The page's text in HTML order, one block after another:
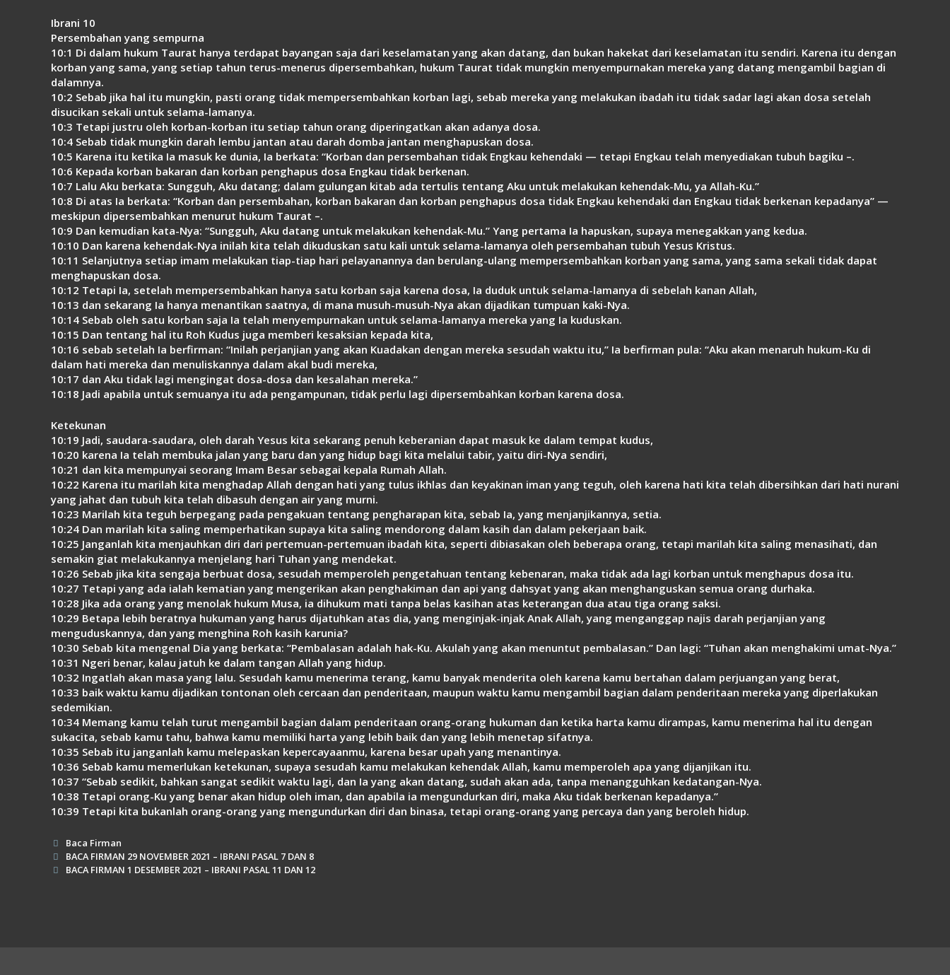
Ibrani 10
Persembahan yang sempurna
10:1 Di dalam hukum Taurat hanya terdapat bayangan saja dari keselamatan yang akan datang, dan bukan hakekat dari keselamatan itu sendiri. Karena itu dengan
korban yang sama, yang setiap tahun terus-menerus dipersembahkan, hukum Taurat tidak mungkin menyempurnakan mereka yang datang mengambil bagian di
dalamnya.
10:2 Sebab jika hal itu mungkin, pasti orang tidak mempersembahkan korban lagi, sebab mereka yang melakukan ibadah itu tidak sadar lagi akan dosa setelah
disucikan sekali untuk selama-lamanya.
10:3 Tetapi justru oleh korban-korban itu setiap tahun orang diperingatkan akan adanya dosa.
10:4 Sebab tidak mungkin darah lembu jantan atau darah domba jantan menghapuskan dosa.
10:5 Karena itu ketika Ia masuk ke dunia, Ia berkata: “Korban dan persembahan tidak Engkau kehendaki — tetapi Engkau telah menyediakan tubuh bagiku –.
10:6 Kepada korban bakaran dan korban penghapus dosa Engkau tidak berkenan.
10:7 Lalu Aku berkata: Sungguh, Aku datang; dalam gulungan kitab ada tertulis tentang Aku untuk melakukan kehendak-Mu, ya Allah-Ku.”
10:8 Di atas Ia berkata: “Korban dan persembahan, korban bakaran dan korban penghapus dosa tidak Engkau kehendaki dan Engkau tidak berkenan kepadanya” —
meskipun dipersembahkan menurut hukum Taurat –.
10:9 Dan kemudian kata-Nya: “Sungguh, Aku datang untuk melakukan kehendak-Mu.” Yang pertama Ia hapuskan, supaya menegakkan yang kedua.
10:10 Dan karena kehendak-Nya inilah kita telah dikuduskan satu kali untuk selama-lamanya oleh persembahan tubuh Yesus Kristus.
10:11 Selanjutnya setiap imam melakukan tiap-tiap hari pelayanannya dan berulang-ulang mempersembahkan korban yang sama, yang sama sekali tidak dapat
menghapuskan dosa.
10:12 Tetapi Ia, setelah mempersembahkan hanya satu korban saja karena dosa, Ia duduk untuk selama-lamanya di sebelah kanan Allah,
10:13 dan sekarang Ia hanya menantikan saatnya, di mana musuh-musuh-Nya akan dijadikan tumpuan kaki-Nya.
10:14 Sebab oleh satu korban saja Ia telah menyempurnakan untuk selama-lamanya mereka yang Ia kuduskan.
10:15 Dan tentang hal itu Roh Kudus juga memberi kesaksian kepada kita,
10:16 sebab setelah Ia berfirman: “Inilah perjanjian yang akan Kuadakan dengan mereka sesudah waktu itu,” Ia berfirman pula: “Aku akan menaruh hukum-Ku di
dalam hati mereka dan menuliskannya dalam akal budi mereka,
10:17 dan Aku tidak lagi mengingat dosa-dosa dan kesalahan mereka.”
10:18 Jadi apabila untuk semuanya itu ada pengampunan, tidak perlu lagi dipersembahkan korban karena dosa.
Ketekunan
10:19 Jadi, saudara-saudara, oleh darah Yesus kita sekarang penuh keberanian dapat masuk ke dalam tempat kudus,
10:20 karena Ia telah membuka jalan yang baru dan yang hidup bagi kita melalui tabir, yaitu diri-Nya sendiri,
10:21 dan kita mempunyai seorang Imam Besar sebagai kepala Rumah Allah.
10:22 Karena itu marilah kita menghadap Allah dengan hati yang tulus ikhlas dan keyakinan iman yang teguh, oleh karena hati kita telah dibersihkan dari hati nurani
yang jahat dan tubuh kita telah dibasuh dengan air yang murni.
10:23 Marilah kita teguh berpegang pada pengakuan tentang pengharapan kita, sebab Ia, yang menjanjikannya, setia.
10:24 Dan marilah kita saling memperhatikan supaya kita saling mendorong dalam kasih dan dalam pekerjaan baik.
10:25 Janganlah kita menjauhkan diri dari pertemuan-pertemuan ibadah kita, seperti dibiasakan oleh beberapa orang, tetapi marilah kita saling menasihati, dan
semakin giat melakukannya menjelang hari Tuhan yang mendekat.
10:26 Sebab jika kita sengaja berbuat dosa, sesudah memperoleh pengetahuan tentang kebenaran, maka tidak ada lagi korban untuk menghapus dosa itu.
10:27 Tetapi yang ada ialah kematian yang mengerikan akan penghakiman dan api yang dahsyat yang akan menghanguskan semua orang durhaka.
10:28 Jika ada orang yang menolak hukum Musa, ia dihukum mati tanpa belas kasihan atas keterangan dua atau tiga orang saksi.
10:29 Betapa lebih beratnya hukuman yang harus dijatuhkan atas dia, yang menginjak-injak Anak Allah, yang menganggap najis darah perjanjian yang
menguduskannya, dan yang menghina Roh kasih karunia?
10:30 Sebab kita mengenal Dia yang berkata: “Pembalasan adalah hak-Ku. Akulah yang akan menuntut pembalasan.” Dan lagi: “Tuhan akan menghakimi umat-Nya.”
10:31 Ngeri benar, kalau jatuh ke dalam tangan Allah yang hidup.
10:32 Ingatlah akan masa yang lalu. Sesudah kamu menerima terang, kamu banyak menderita oleh karena kamu bertahan dalam perjuangan yang berat,
10:33 baik waktu kamu dijadikan tontonan oleh cercaan dan penderitaan, maupun waktu kamu mengambil bagian dalam penderitaan mereka yang diperlakukan
sedemikian.
10:34 Memang kamu telah turut mengambil bagian dalam penderitaan orang-orang hukuman dan ketika harta kamu dirampas, kamu menerima hal itu dengan
sukacita, sebab kamu tahu, bahwa kamu memiliki harta yang lebih baik dan yang lebih menetap sifatnya.
10:35 Sebab itu janganlah kamu melepaskan kepercayaanmu, karena besar upah yang menantinya.
10:36 Sebab kamu memerlukan ketekunan, supaya sesudah kamu melakukan kehendak Allah, kamu memperoleh apa yang dijanjikan itu.
10:37 “Sebab sedikit, bahkan sangat sedikit waktu lagi, dan Ia yang akan datang, sudah akan ada, tanpa menangguhkan kedatangan-Nya.
10:38 Tetapi orang-Ku yang benar akan hidup oleh iman, dan apabila ia mengundurkan diri, maka Aku tidak berkenan kepadanya.”
10:39 Tetapi kita bukanlah orang-orang yang mengundurkan diri dan binasa, tetapi orang-orang yang percaya dan yang beroleh hidup.
Kategori
Baca Firman
BACA FIRMAN 29 NOVEMBER 2021 – IBRANI PASAL 7 DAN 8
BACA FIRMAN 1 DESEMBER 2021 – IBRANI PASAL 11 DAN 12